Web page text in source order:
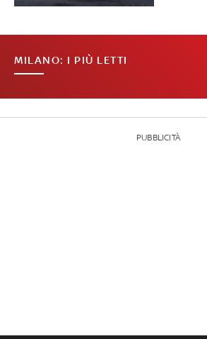
MILANO: I PIÙ LETTI
PUBBLICITÀ